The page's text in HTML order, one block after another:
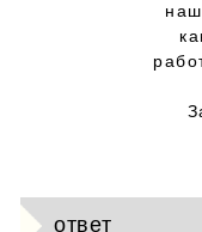
ответ